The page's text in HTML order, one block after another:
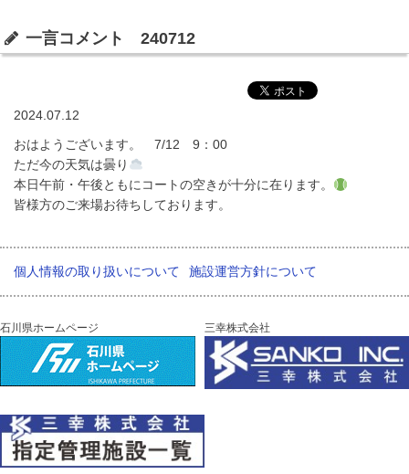
一言コメント 240712
2024.07.12
おはようございます。 7/12 9：00
ただ今の天気は曇り
本日午前・午後ともにコートの空きが十分に在ります。
皆様方のご来場お待ちしております。
個人情報の取り扱いについて 施設運営方針について
石川県ホームページ 三幸株式会社